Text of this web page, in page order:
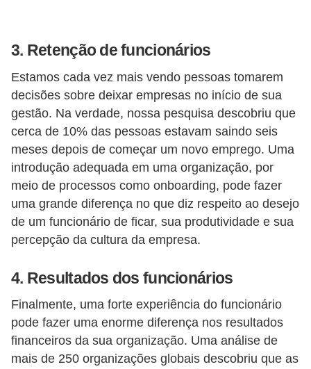
3. Retenção de funcionários
Estamos cada vez mais vendo pessoas tomarem
decisões sobre deixar empresas no início de sua
gestão. Na verdade, nossa pesquisa descobriu que
cerca de 10% das pessoas estavam saindo seis
meses depois de começar um novo emprego. Uma
introdução adequada em uma organização, por
meio de processos como onboarding, pode fazer
uma grande diferença no que diz respeito ao desejo
de um funcionário de ficar, sua produtividade e sua
percepção da cultura da empresa.
4. Resultados dos funcionários
Finalmente, uma forte experiência do funcionário
pode fazer uma enorme diferença nos resultados
financeiros da sua organização. Uma análise de
mais de 250 organizações globais descobriu que as
u
r
s
s
H
u
m
a
n
o
R
e
l